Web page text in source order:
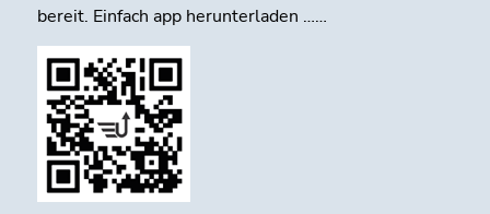
bereit. Einfach app herunterladen ……